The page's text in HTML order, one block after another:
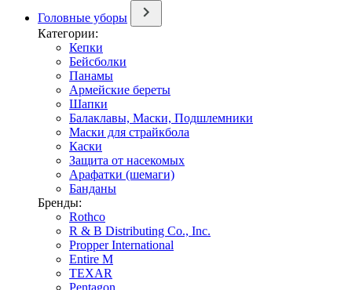
Головные уборы
Категории:
Кепки
Бейсболки
Панамы
Армейские береты
Шапки
Балаклавы, Маски, Подшлемники
Маски для страйкбола
Каски
Защита от насекомых
Арафатки (шемаги)
Банданы
Бренды:
Rothco
R & B Distributing Co., Inc.
Propper International
Entire M
TEXAR
Pentagon